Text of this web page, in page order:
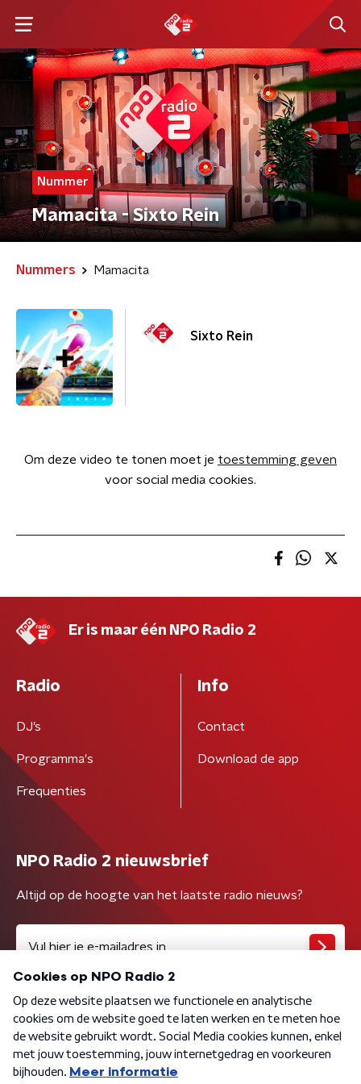
Nummer
Mamacita - Sixto Rein
Nummers Mamacita
Sixto Rein
Om deze video te tonen moet je toestemming geven
voor social media cookies.
Er is maar één NPO Radio 2
Radio
DJ’s
Programma's
Frequenties
Info
Contact
Download de app
NPO Radio 2 nieuwsbrief
Altijd op de hoogte van het laatste radio nieuws?
Algemene voorwaarden